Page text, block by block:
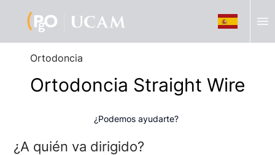
menu
Ortodoncia
Ortodoncia Straight Wire
¿Podemos ayudarte?
¿A quién va dirigido?